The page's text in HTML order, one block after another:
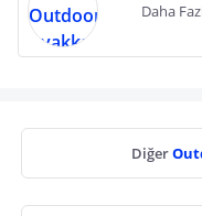
Daha
Diğer